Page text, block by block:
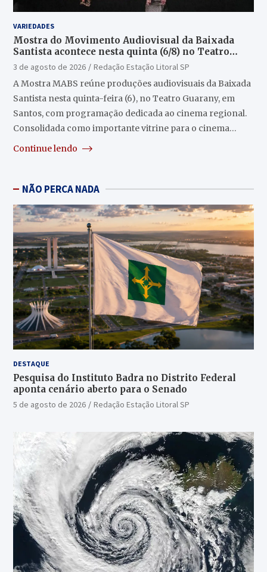
VARIEDADES
Mostra do Movimento Audiovisual da Baixada
Santista acontece nesta quinta (6/8) no Teatro
Guarany
3 de agosto de 2026
Redação Estação Litoral SP
A Mostra MABS reúne produções audiovisuais da Baixada
Santista nesta quinta-feira (6), no Teatro Guarany, em
Santos, com programação dedicada ao cinema regional.
Consolidada como importante vitrine para o cinema…
Continue lendo
NÃO PERCA NADA
DESTAQUE
Pesquisa do Instituto Badra no Distrito Federal
aponta cenário aberto para o Senado
5 de agosto de 2026 Redação Estação Litoral SP